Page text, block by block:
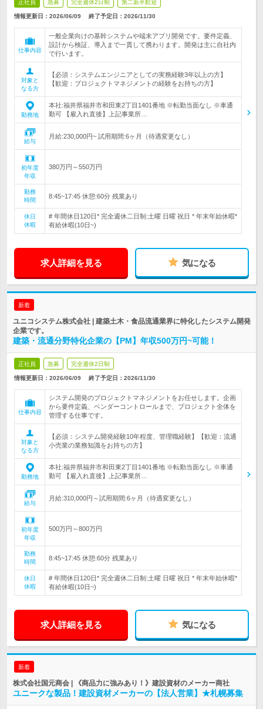
正社員 急募 完全週休2日制 第二新卒歓迎
情報更新日：2026/06/09 終了予定日： 2026/11/30
仕事内容
一般企業向けの基幹システムや端末アプリ開発です。要件定義、
設計から検証、導入まで一貫して携わります。開発は主に自社内
で行います。
対象と
なる方
【必須：システムエンジニアとしての実務経験3年以上の方】
【歓迎：プロジェクトマネジメントの経験をお持ちの方】
勤務地
本社:福井県福井市和田東2丁目1401番地 ※転勤当面なし ※車通
勤可 【雇入れ直後】上記事業所…
給与
月給:230,000円~ 試用期間:6ヶ月（待遇変更なし）
初年度
年収
380万円～550万円
勤務
時間
8:45~17:45 休憩:60分 残業あり
休日
休暇
# 年間休日120日* 完全週休二日制:土曜 日曜 祝日 * 年末年始休暇*
有給休暇(10日~)
求人詳細を見る 気になる
新着
ユニコシステム株式会社 | 建築土木・食品流通業界に特化したシステム開発
企業です。
建築・流通分野特化企業の【PM】年収500万円~可能！
正社員 急募 完全週休2日制
情報更新日：2026/06/09 終了予定日： 2026/11/30
仕事内容
システム開発のプロジェクトマネジメントをお任せします。企画
から要件定義、ベンダーコントロールまで、プロジェクト全体を
管理する仕事です。
対象と
なる方
【必須：システム開発経験10年程度、管理職経験】【歓迎：流通
小売業の業務知識をお持ちの方】
勤務地
本社:福井県福井市和田東2丁目1401番地 ※転勤当面なし ※車通
勤可 【雇入れ直後】上記事業所…
給与
月給:310,000円～試用期間:6ヶ月（待遇変更なし）
初年度
年収
500万円～800万円
勤務
時間
8:45~17:45 休憩:60分 残業あり
休日
休暇
# 年間休日120日* 完全週休二日制:土曜 日曜 祝日 * 年末年始休暇*
有給休暇(10日~)
求人詳細を見る 気になる
新着
株式会社国元商会 | 《商品力に強みあり！》建設資材のメーカー商社
ユニークな製品！建設資材メーカーの【法人営業】★札幌募集